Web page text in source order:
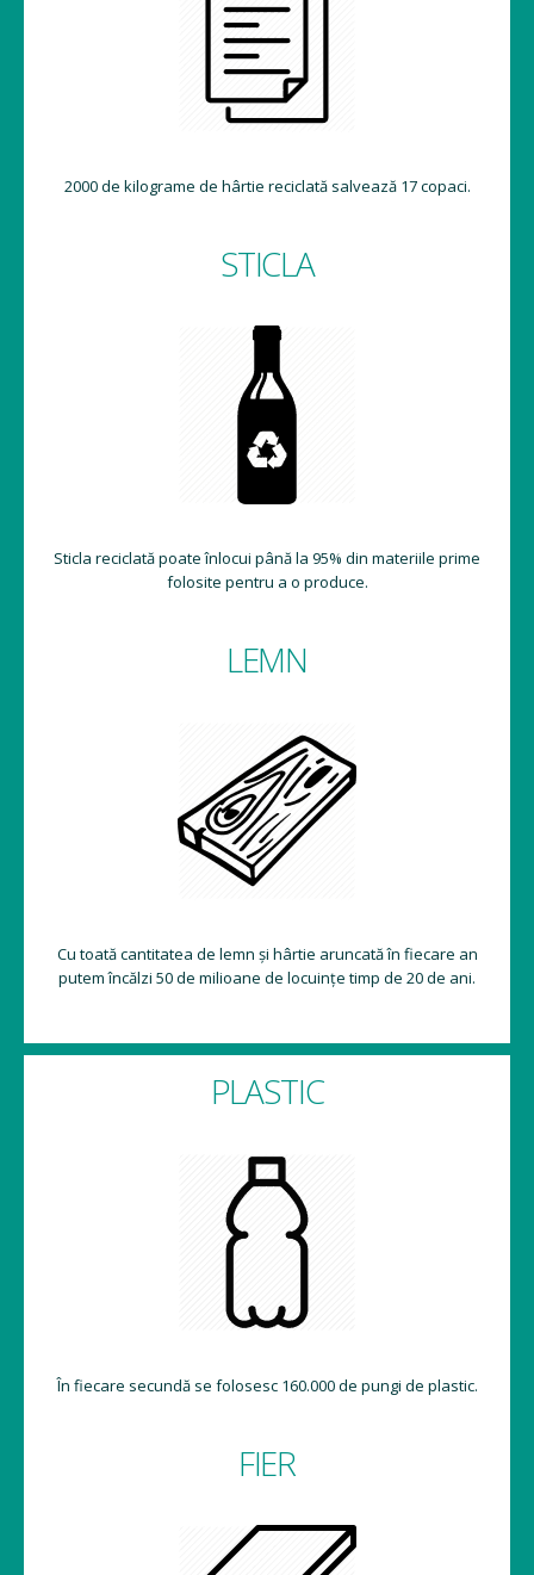
2000 de kilograme de hârtie reciclată salvează 17 copaci.
STICLA
Sticla reciclată poate înlocui până la 95% din materiile prime
folosite pentru a o produce.
LEMN
Cu toată cantitatea de lemn și hârtie aruncată în fiecare an
putem încălzi 50 de milioane de locuințe timp de 20 de ani.
PLASTIC
În fiecare secundă se folosesc 160.000 de pungi de plastic.
FIER